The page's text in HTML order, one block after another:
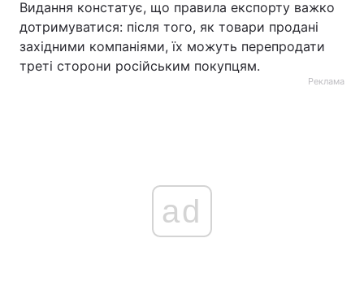
Видання констатує, що правила експорту важко
дотримуватися: після того, як товари продані
західними компаніями, їх можуть перепродати
треті сторони російським покупцям.
Реклама
ad